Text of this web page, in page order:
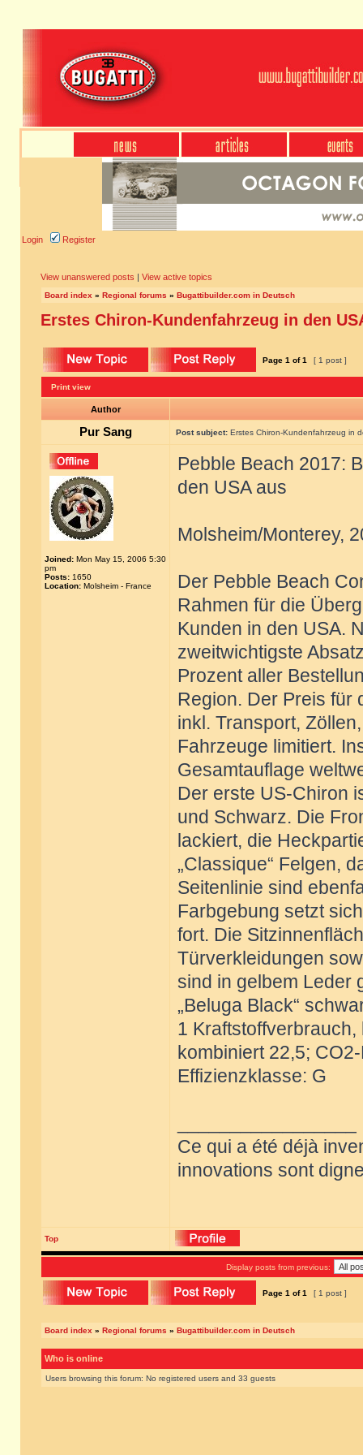
Login Register
View unanswered posts | View active topics
Board index » Regional forums » Bugattibuilder.com in Deutsch
Erstes Chiron-Kundenfahrzeug in den
Page 1 of1 [ 1 post ]
Print view
Author
Pur Sang Post subject: Erstes Chiron-Kundenfahrzeug in
Joined: Mon May 15, 2006 5:30
pm
Posts: 1650
Location: Molsheim - France
Pebble Beach 2017:
den USA aus
Molsheim/Monterey,
Der Pebble Beach
Rahmen für die
Kunden in den USA.
zweitwichtigste
Prozent aller
Region. Der Preis für
inkl. Transport,
Fahrzeuge limitiert.
Gesamtauflage
Der erste US-Chiron
und Schwarz. Die
lackiert, die
„Classique“ Felgen,
Seitenlinie sind
Farbgebung setzt
fort. Die
Türverkleidungen
sind in gelbem Leder
„Beluga Black“
1
kombiniert 22,5;
Effizienzklasse: G
Ce qui a été déjà
innovations sont
Top
Display posts from previous:
Page 1 of1 [ 1 post ]
Board index » Regional forums » Bugattibuilder.com in Deutsch
Who is online
Users browsing this forum: No registered users and 33 guests